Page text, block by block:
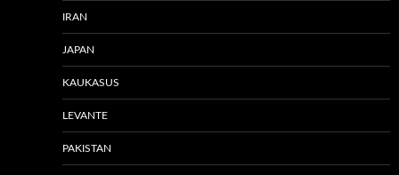
IRAN
JAPAN
KAUKASUS
LEVANTE
PAKISTAN